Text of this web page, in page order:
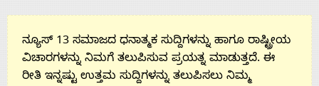
ನ್ಯೂಸ್ 13 ಸಮಾಜದ ಧನಾತ್ಮಕ ಸುದ್ದಿಗಳನ್ನು ಹಾಗೂ ರಾಷ್ಟ್ರೀಯ
ವಿಚಾರಗಳನ್ನು ನಿಮಗೆ ತಲುಪಿಸುವ ಪ್ರಯತ್ನ ಮಾಡುತ್ತದೆ. ಈ
ರೀತಿ ಇನ್ನಷ್ಟು ಉತ್ತಮ ಸುದ್ದಿಗಳನ್ನು ತಲುಪಿಸಲು ನಿಮ್ಮ